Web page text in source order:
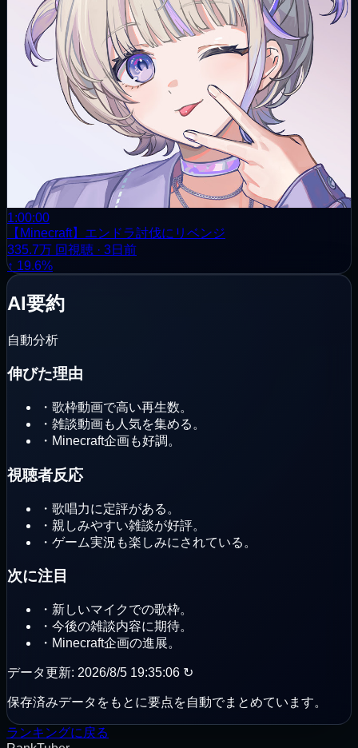
1:00:00
【Minecraft】エンドラ討伐にリベンジ
335.7万 回視聴 · 3日前
↑ 19.6%
AI要約
自動分析
伸びた理由
・ 歌枠動画で高い再生数。
・ 雑談動画も人気を集める。
・ Minecraft企画も好調。
視聴者反応
・ 歌唱力に定評がある。
・ 親しみやすい雑談が好評。
・ ゲーム実況も楽しみにされている。
次に注目
・ 新しいマイクでの歌枠。
・ 今後の雑談内容に期待。
・ Minecraft企画の進展。
データ更新: 2026/8/5 19:35:06 ↻
保存済みデータをもとに要点を自動でまとめています。
ランキングに戻る